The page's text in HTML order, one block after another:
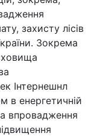
захисту лісів
Зокрема
Інтернешнл
в енергетичній
впровадження